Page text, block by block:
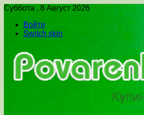
Суббота , 8 Август 2026
Войти
Switch skin